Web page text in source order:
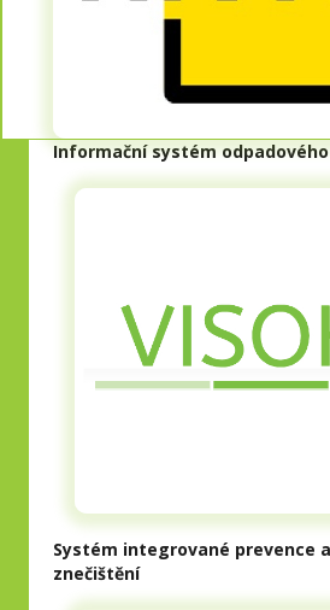
Informační systém
Systém integrované prevence
znečištění